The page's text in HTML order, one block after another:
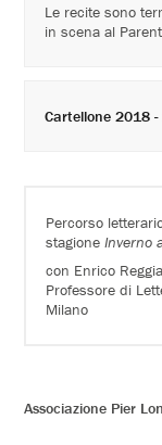
Percorso
stagioneInverno
con Enrico
Professore di
Milano
Associazione Pier
Le recite sono
in scena al
Cartellone